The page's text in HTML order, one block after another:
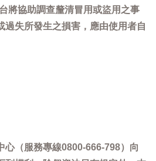
將協助調查釐清冒用或盜用之事
過失所發生之損害，應由使用者自
心（服務專線0800-666-798）向